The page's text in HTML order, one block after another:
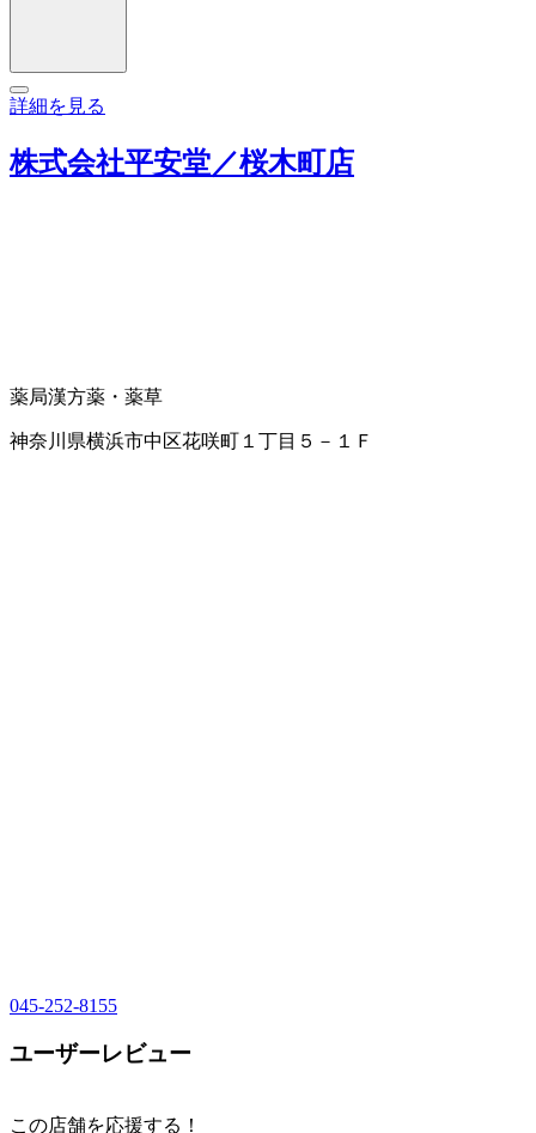
詳細を見る
株式会社平安堂／桜木町店
薬局漢方薬・薬草
神奈川県横浜市中区花咲町１丁目５－１Ｆ
045-252-8155
ユーザーレビュー
この店舗を応援する！